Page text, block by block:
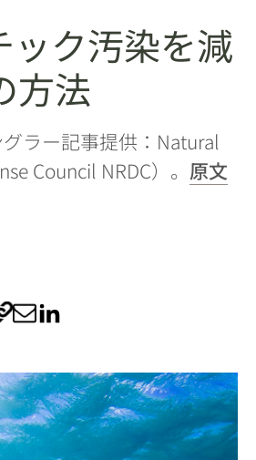
ック汚染を減
方法
ラー記事提供：Natural
Council NRDC）。 原文